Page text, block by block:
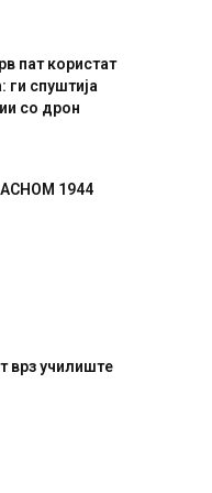
пат користат
ги спуштија
со дрон
АСНОМ 1944
СОЗИС: Украинците